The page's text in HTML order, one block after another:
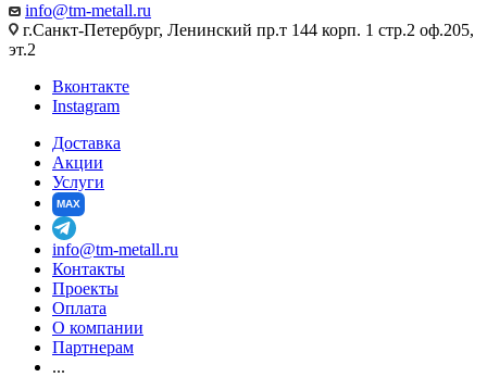
info@tm-metall.ru
г.Санкт-Петербург, Ленинский пр.т 144 корп. 1 стр.2 оф.205,
эт.2
Вконтакте
Instagram
Доставка
Акции
Услуги
MAX
info@tm-metall.ru
Контакты
Проекты
Оплата
О компании
Партнерам
...